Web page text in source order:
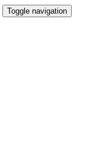
Toggle navigation